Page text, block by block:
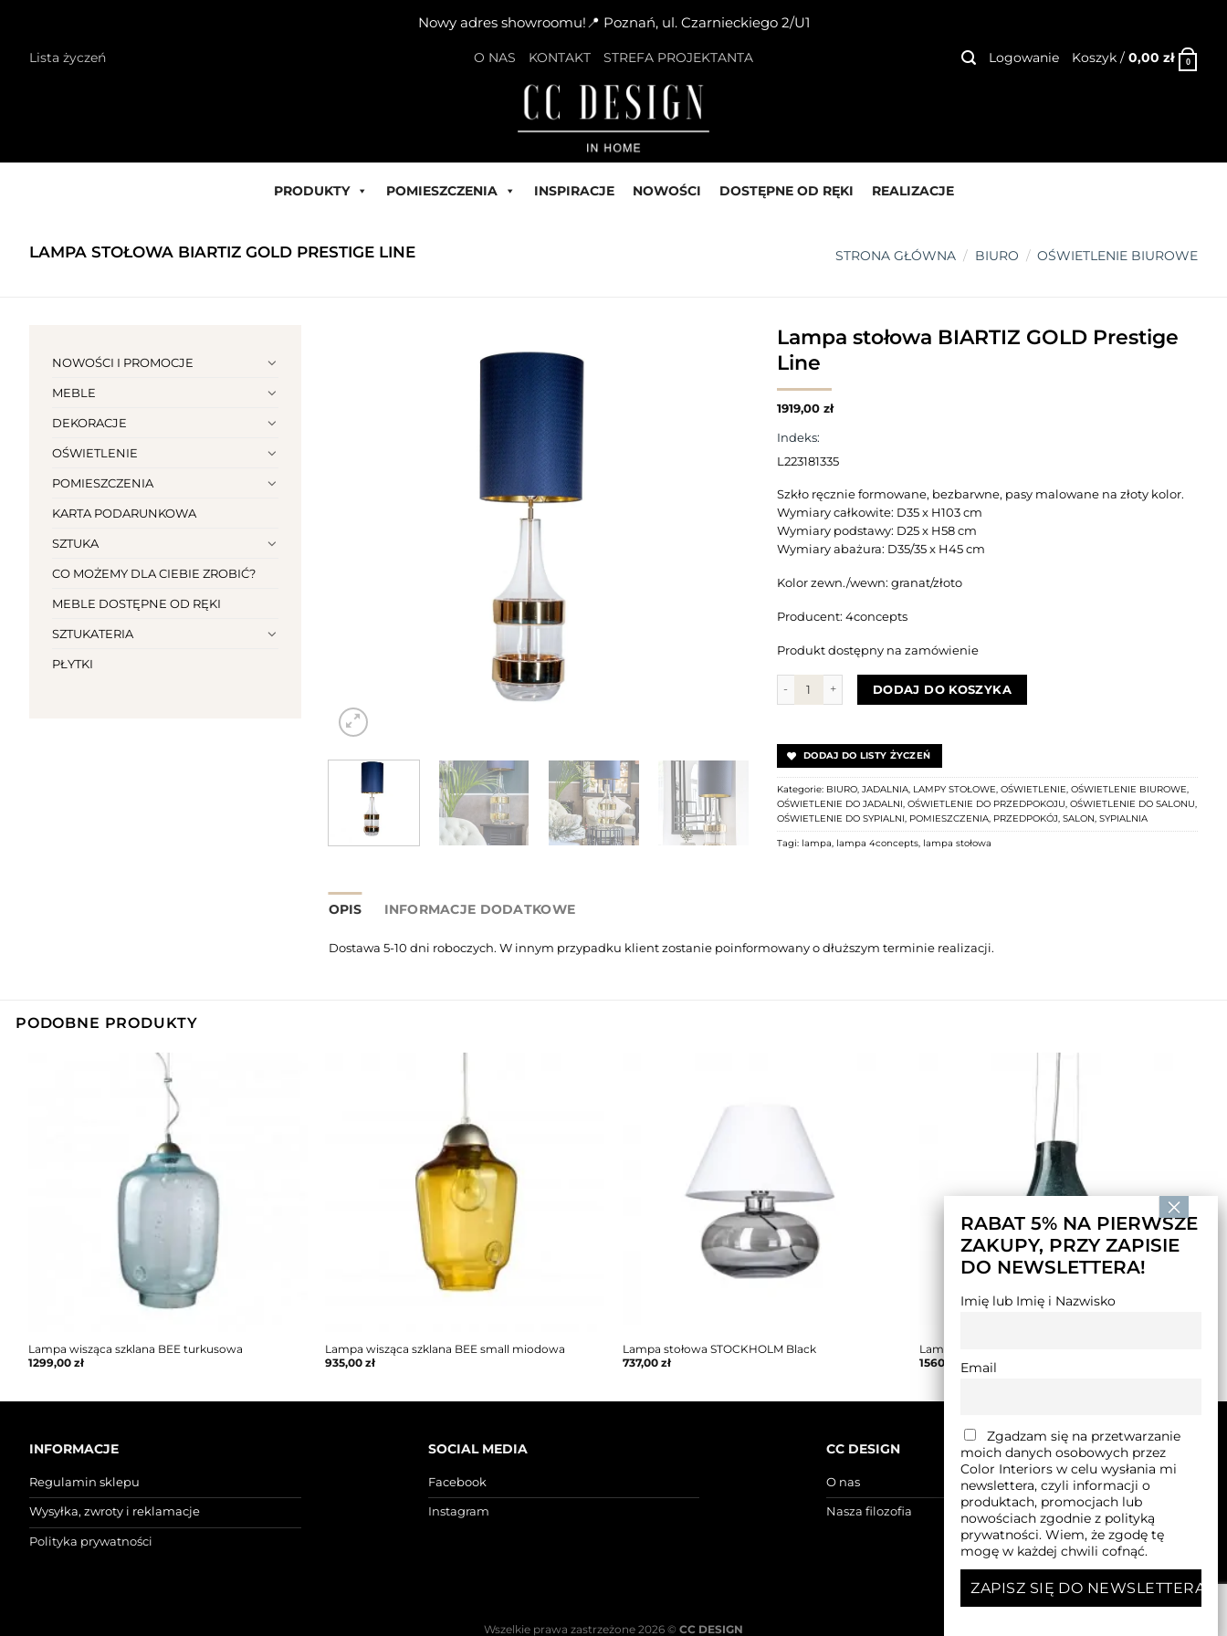
Nowy adres showroomu!📍 Poznań, ul. Czarnieckiego 2/U1
Lista życzeń O NAS KONTAKT STREFA PROJEKTANTA Logowanie Koszyk / 0,00 zł 0
PRODUKTY POMIESZCZENIA INSPIRACJE NOWOŚCI DOSTĘPNE OD RĘKI REALIZACJE
LAMPA STOŁOWA BIARTIZ GOLD PRESTIGE LINE STRONA GŁÓWNA / BIURO / OŚWIETLENIE BIUROWE
NOWOŚCI I PROMOCJE
MEBLE
DEKORACJE
OŚWIETLENIE
POMIESZCZENIA
KARTA PODARUNKOWA
SZTUKA
CO MOŻEMY DLA CIEBIE ZROBIĆ?
MEBLE DOSTĘPNE OD RĘKI
SZTUKATERIA
PŁYTKI
Lampa stołowa BIARTIZ GOLD Prestige
Line
1919,00 zł
Indeks:
L223181335
Szkło ręcznie formowane, bezbarwne, pasy malowane na złoty kolor.
Wymiary całkowite: D35 x H103 cm
Wymiary podstawy: D25 x H58 cm
Wymiary abażura: D35/35 x H45 cm
Kolor zewn./wewn: granat/złoto
Producent: 4concepts
Produkt dostępny na zamówienie
ilość Lampa stołowa BIARTIZ GOLD Prestige Line
DODAJ DO KOSZYKA
DODAJ DO LISTY ŻYCZEŃ
Kategorie: BIURO, JADALNIA, LAMPY STOŁOWE, OŚWIETLENIE, OŚWIETLENIE BIUROWE,
OŚWIETLENIE DO JADALNI, OŚWIETLENIE DO PRZEDPOKOJU, OŚWIETLENIE DO SALONU,
OŚWIETLENIE DO SYPIALNI, POMIESZCZENIA, PRZEDPOKÓJ, SALON, SYPIALNIA
Tagi: lampa, lampa 4concepts, lampa stołowa
OPIS INFORMACJE DODATKOWE
Dostawa 5-10 dni roboczych. W innym przypadku klient zostanie poinformowany o dłuższym terminie realizacji.
PODOBNE PRODUKTY
Lampa wisząca szklana BEE turkusowa
1299,00 zł
Lampa wisząca szklana BEE small miodowa
935,00zł
Lampa stołowa STOCKHOLM Black
737,00 zł
Lampa wisząca DROP turkusowa
1560,00zł
INFORMACJE
Regulamin sklepu
Wysyłka, zwroty i reklamacje
Polityka prywatności
SOCIAL MEDIA
Facebook
Instagram
CC DESIGN
O nas
Nasza filozofia
Wszelkie prawa zastrzeżone 2026 © CC DESIGN
RABAT 5% NA PIERWSZE
ZAKUPY, PRZY ZAPISIE
DO NEWSLETTERA!
Imię lub Imię i Nazwisko
Email
Zgadzam się na przetwarzanie
moich danych osobowych przez
Color Interiors w celu wysłania mi
newslettera, czyli informacji o
produktach, promocjach lub
nowościach zgodnie z polityką
prywatności. Wiem, że zgodę tę
mogę w każdej chwili cofnąć.